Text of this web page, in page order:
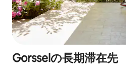
Gorsselの長期滞在先